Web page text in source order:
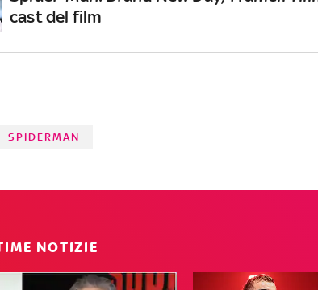
cast del film
SPIDERMAN
NOTIZIE